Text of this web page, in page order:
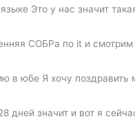
Это у нас значит
СОБРа по it и
в юбе Я хочу поздравить
дней значит и вот я